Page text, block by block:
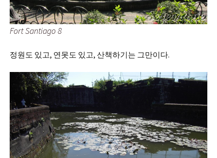
Fort Santiago 8
정원도 있고, 연못도 있고, 산책하기는 그만이다.